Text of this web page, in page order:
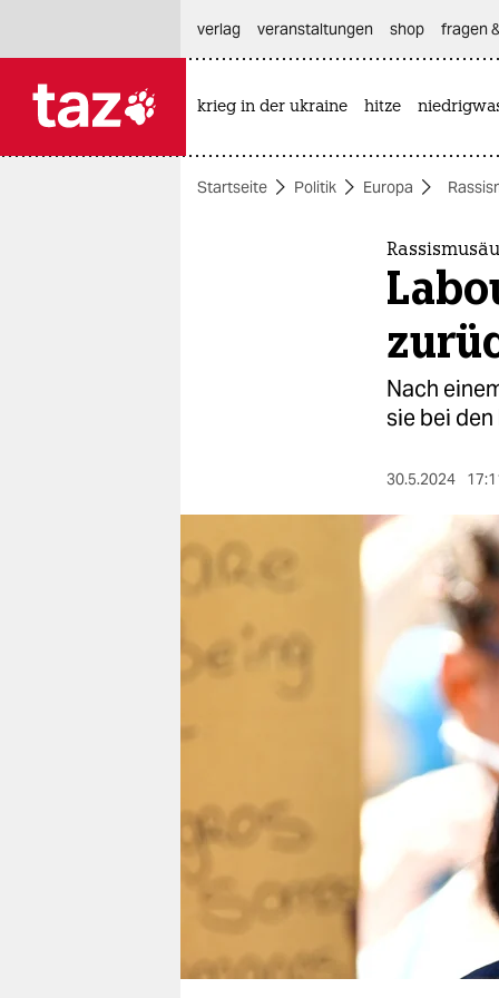
themen
nord
verlag
fragen & hilfe
genossenschaft
verlag
veranstaltungen shop fragen
krieg in der ukraine hitze
Startseite Politik Europa
Nach
sie bei
30.5.2024